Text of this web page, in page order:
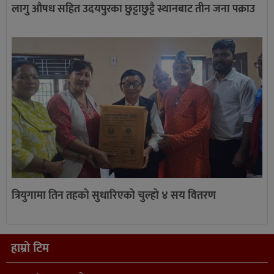
लागु औषध सहित उदयपुरका छुट्टाछुट्टै स्थानबाट तीन जना पक्राउ
त्रियुगामा तिन तहको सुधारिएको चुल्हो ४ सय वितरण
हाम्रो टिम